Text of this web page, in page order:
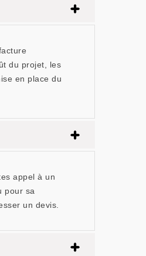
du projet, les
en place du
appel à un
pour sa
un devis.